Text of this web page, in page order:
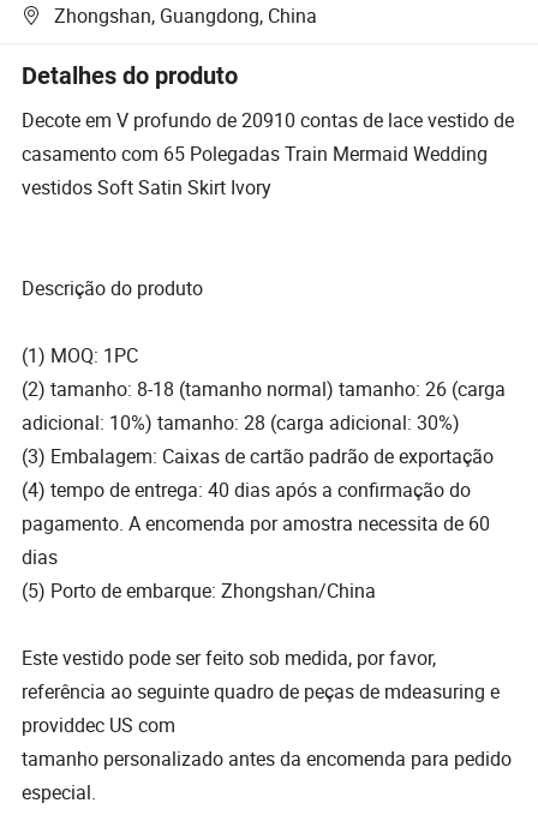
Zhongshan, Guangdong, China
Detalhes do produto
Decote em V profundo de 20910 contas de lace vestido de
casamento com 65 Polegadas Train Mermaid Wedding
vestidos Soft Satin Skirt Ivory
Descrição do produto
(1) MOQ: 1PC
(2) tamanho: 8-18 (tamanho normal) tamanho: 26 (carga
adicional: 10%) tamanho: 28 (carga adicional: 30%)
(3) Embalagem: Caixas de cartão padrão de exportação
(4) tempo de entrega: 40 dias após a confirmação do
pagamento. A encomenda por amostra necessita de 60
dias
(5) Porto de embarque: Zhongshan/China
Este vestido pode ser feito sob medida, por favor,
referência ao seguinte quadro de peças de mdeasuring e
providdec US com
tamanho personalizado antes da encomenda para pedido
especial.